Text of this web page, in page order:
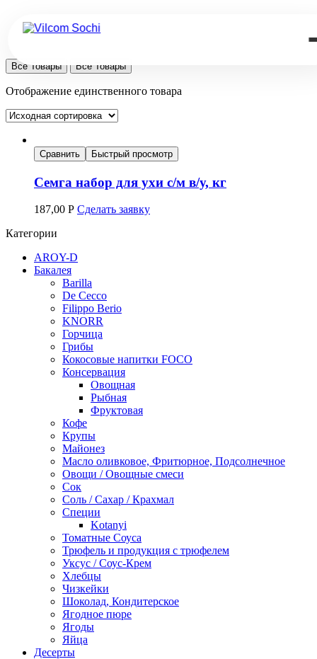
Все Товары Все Товары
Отображение единственного товара
Сравнить Быстрый просмотр
Семга набор для ухи с/м в/у, кг
187,00 Р Сделать заявку
Категории
AROY-D
Бакалея
Barilla
De Cecco
Filippo Berio
KNORR
Горчица
Грибы
Кокосовые напитки FOCO
Консервация
Овощная
Рыбная
Фруктовая
Кофе
Крупы
Майонез
Масло оливковое, Фритюрное, Подсолнечное
Овощи / Овощные смеси
Сок
Соль / Сахар / Крахмал
Специи
Kotanyi
Томатные Соуса
Трюфель и продукция с трюфелем
Уксус / Соус-Крем
Хлебцы
Чизкейки
Шоколад, Кондитерское
Ягодное пюре
Ягоды
Яйца
Десерты